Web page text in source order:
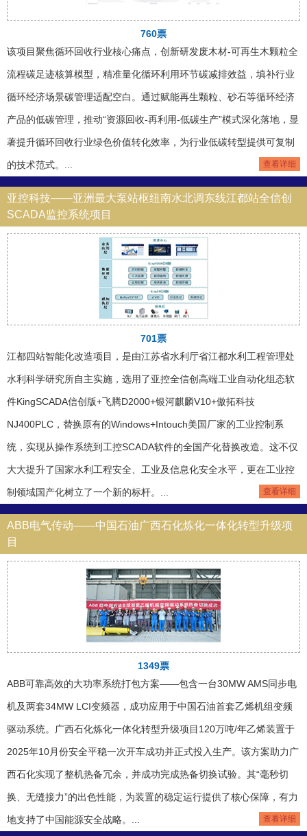
760票
该项目聚焦循环回收行业核心痛点，创新研发废木材-可再生木颗粒全
流程碳足迹核算模型，精准量化循环利用环节碳减排效益，填补行业
循环经济场景碳管理适配空白。通过赋能再生颗粒、砂石等循环经济
产品的低碳管理，推动“资源回收-再利用-低碳生产”模式深化落地，显
著提升循环回收行业绿色价值转化效率，为行业低碳转型提供可复制
的技术范式。... 查看详细
亚控科技——亚洲最大泵站枢纽南水北调东线江都站全信创
SCADA监控系统项目
701票
江都四站智能化改造项目，是由江苏省水利厅省江都水利工程管理处
水利科学研究所自主实施，选用了亚控全信创高端工业自动化组态软
件KingSCADA信创版+飞腾D2000+银河麒麟V10+傲拓科技
NJ400PLC，替换原有的Windows+Intouch美国厂家的工业控制系
统，实现从操作系统到工控SCADA软件的全国产化替换改造。这不仅
大大提升了国家水利工程安全、工业及信息化安全水平，更在工业控
制领域国产化树立了一个新的标杆。... 查看详细
ABB电气传动——中国石油广西石化炼化一体化转型升级项
目
1349票
ABB可靠高效的大功率系统打包方案——包含一台30MW AMS同步电
机及两套34MW LCI变频器，成功应用于中国石油首套乙烯机组变频
驱动系统。广西石化炼化一体化转型升级项目120万吨/年乙烯装置于
2025年10月份安全平稳一次开车成功并正式投入生产。该方案助力广
西石化实现了整机热备冗余，并成功完成热备切换试验。其“毫秒切
换、无缝接力”的出色性能，为装置的稳定运行提供了核心保障，有力
地支持了中国能源安全战略。... 查看详细